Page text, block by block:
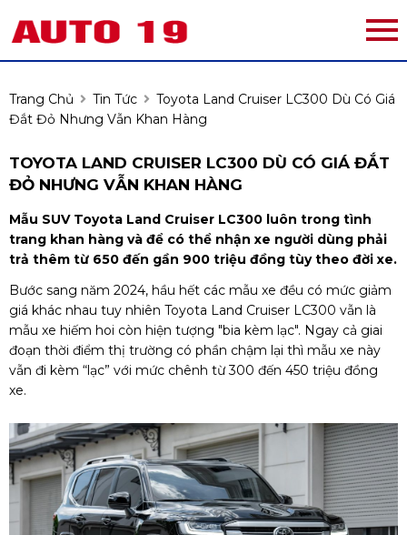
Trang Chủ Tin Tức
Toyota Land Cruiser LC300 Dù Có Giá
Đắt Đỏ Nhưng Vẫn Khan Hàng
TOYOTA LAND CRUISER LC300 DÙ CÓ GIÁ ĐẮT
ĐỎ NHƯNG VẪN KHAN HÀNG
Mẫu SUV Toyota Land Cruiser LC300 luôn trong tình
trang khan hàng và để có thể nhận xe người dùng phải
trả thêm từ 650 đến gần 900 triệu đồng tùy theo đời xe.
Bước sang năm 2024, hầu hết các mẫu xe đều có mức giảm
giá khác nhau tuy nhiên Toyota Land Cruiser LC300 vẫn là
mẫu xe hiếm hoi còn hiện tượng "bia kèm lạc". Ngay cả giai
đoạn thời điểm thị trường có phần chậm lại thì mẫu xe này
vẫn đi kèm “lạc” với mức chênh từ 300 đến 450 triệu đồng
xe.